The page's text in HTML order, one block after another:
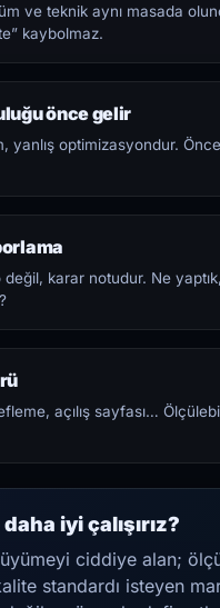
ve teknik aynı masada
kaybolmaz.
önce gelir
yanlış optimizasyondur.
değil, karar notudur. Ne
açılış sayfası…
iyi çalışırız?
ciddiye alan;
standardı isteyen